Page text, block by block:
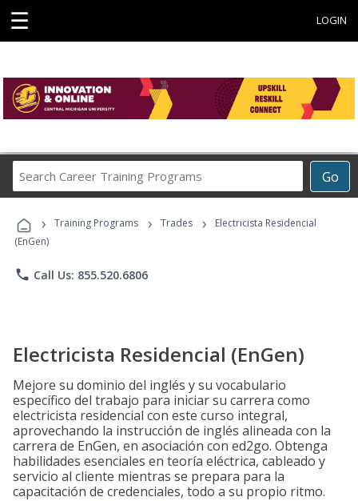
☰ LOGIN
Go
Career
Programs
› Training Programs › Trades ›
Electricista Residencial
(EnGen)
phone Call Us: 855.520.6806
Electricista Residencial (EnGen)
Mejore su dominio del inglés y su vocabulario
específico del trabajo para iniciar su carrera como
electricista residencial con este curso integral,
aprovechando la instrucción de inglés alineada con la
carrera de EnGen, en asociación con ed2go. Obtenga
habilidades esenciales en teoría eléctrica, cableado y
servicio al cliente mientras se prepara para la
capacitación de credenciales, todo a su propio ritmo.